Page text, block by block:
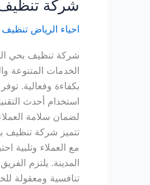
شركة تنظيف
احياء الرياض تنظيف
شركة تنظيف بحي
الخدمات المتنوعة
بكفاءة وفعالية.
استخدام أحدث
لضمان سلامة
تتميز شركة تنظيف
مع العملاء وتلبية
المدينة. يلتزم
تنافسية ومعقولة
بحي
بالرياض